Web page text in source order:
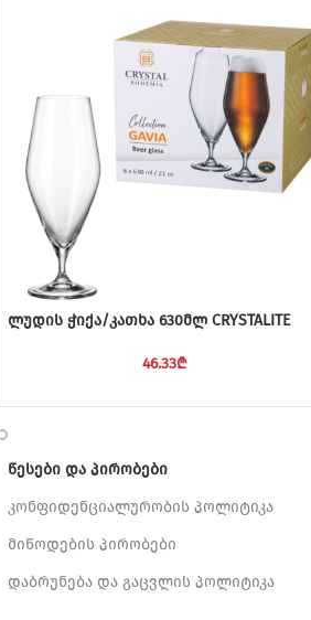
ლუდის ჭიქა/კათხა 630მლ CRYSTALITE
46.33₾
ᲬᲔᲡᲔᲑᲘ ᲓᲐ ᲞᲘᲠᲝᲑᲔᲑᲘ
კონფიდენციალურობის პოლიტიკა
მიწოდების პირობები
დაბრუნება და გაცვლის პოლიტიკა